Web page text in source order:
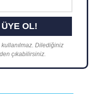
kullanılmaz. Dilediğiniz
çıkabilirsiniz.